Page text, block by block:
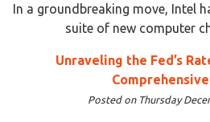
In a groundbreaking move, Intel
suite of new computer
Unraveling the Fed’s
Posted on Thursday